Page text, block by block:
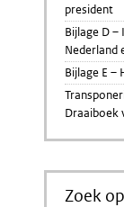
president
Bijlage D
Nederland
Bijlage E –
Draaiboek
Zoek